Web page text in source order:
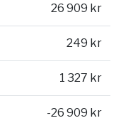
26 909 kr
249 kr
1 327 kr
-26 909 kr